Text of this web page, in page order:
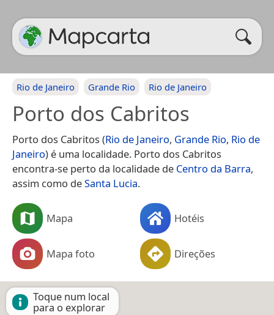
Rio de Janeiro Grande Rio Rio de Janeiro
Porto dos Cabritos
Porto dos Cabritos (Rio de Janeiro, Grande Rio, Rio de
Janeiro) é uma localidade. Porto dos Cabritos
encontra-se perto da localidade de Centro da Barra,
assim como deSanta Lucia.
Mapa Hotéis
Mapa foto Direções
Toque num local
para o explorar